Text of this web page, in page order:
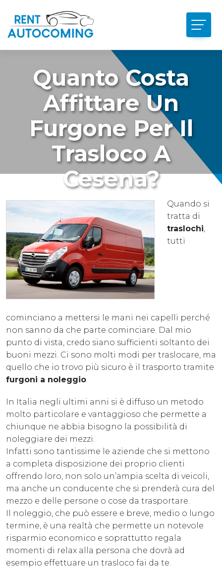
Quanto Costa
Affittare Un
Furgone Per Il
Trasloco A
Cesena?
Quando si
tratta di
traslochi,
tutti
cominciano a mettersi le mani nei capelli perché
non sanno da che parte cominciare. Dal mio
punto di vista, credo siano sufficienti soltanto dei
buoni mezzi. Ci sono molti modi per traslocare, ma
quello che io trovo più sicuro è il trasporto tramite
furgoni a noleggio.
In Italia negli ultimi anni si è diffuso un metodo
molto particolare e vantaggioso che permette a
chiunque ne abbia bisogno la possibilità di
noleggiare dei mezzi.
Infatti sono tantissime le aziende che si mettono
a completa disposizione dei proprio clienti
offrendo loro, non solo un’ampia scelta di veicoli,
ma anche un conducente che si prenderà cura del
mezzo e delle persone o cose da trasportare.
Il noleggio, che può essere e breve, medio o lungo
termine, è una realtà che permette un notevole
risparmio economico e soprattutto regala
momenti di relax alla persona che dovrà ad
esempio effettuare un trasloco fai da te.